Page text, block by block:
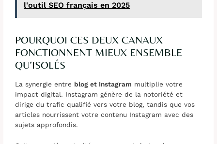
l'outil SEO français en 2025
POURQUOI CES DEUX CANAUX
FONCTIONNENT MIEUX ENSEMBLE
QU’ISOLÉS
La synergie entre blog et Instagram multiplie votre
impact digital. Instagram génère de la notoriété et
dirige du trafic qualifié vers votre blog, tandis que vos
articles nourrissent votre contenu Instagram avec des
sujets approfondis.